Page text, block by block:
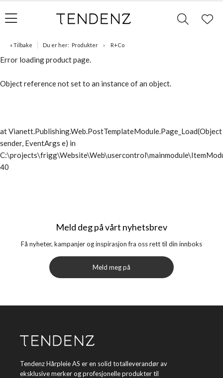
« Tilbake Du er her: Produkter R+Co
Error loading product page.
Object reference not set to an instance of an object.
at Vianett.Publishing.Web.PostTemplateModule.Page_Load(Object
sender, EventArgs e) in
40
Meld deg på vårt nyhetsbrev
Få nyheter, kampanjer og inspirasjon fra oss rett til din innboks
Meld meg på
Tendenz Hårpleie AS er en solid totalleverandør av
eksklusive merker og profesjonelle produkter til